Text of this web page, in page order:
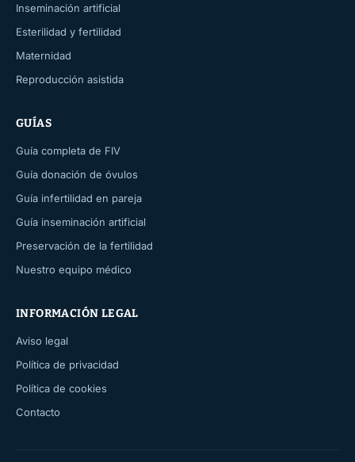
Inseminación artificial
Esterilidad y fertilidad
Maternidad
Reproducción asistida
GUÍAS
Guía completa de FIV
Guía donación de óvulos
Guía infertilidad en pareja
Guía inseminación artificial
Preservación de la fertilidad
Nuestro equipo médico
INFORMACIÓN LEGAL
Aviso legal
Política de privacidad
Política de cookies
Contacto